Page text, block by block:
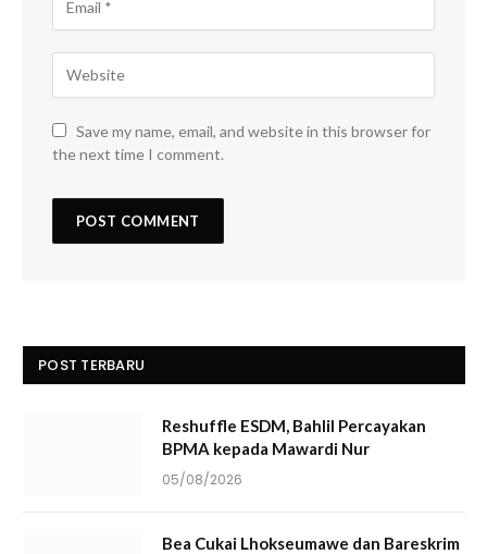
Save my name, email, and website in this browser for
the next time I comment.
POST TERBARU
Reshuffle ESDM, Bahlil Percayakan
BPMA kepada Mawardi Nur
05/08/2026
Bea Cukai Lhokseumawe dan Bareskrim